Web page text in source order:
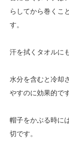
らしてから巻くこ
す。
汗を拭くタオルに
水分を含むと冷却
やすのに効果的です
帽子をかぶる時に
切です。